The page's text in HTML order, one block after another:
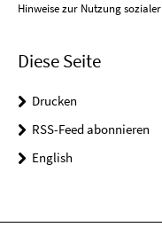
Hinweise zur Nutzung
Diese Seite
Drucken
RSS-Feed abonnieren
English